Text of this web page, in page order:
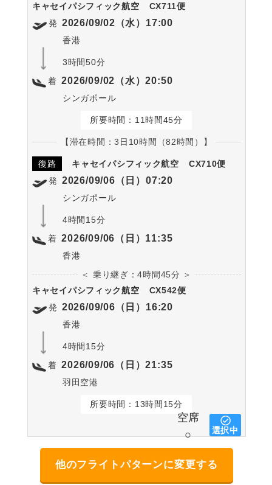
キャセイパシフィック航空
CX711便
発 2026/09/02（水）17:00
香港
3時間50分
着 2026/09/02（水）20:50
シンガポール
所要時間：11時間45分
【滞在時間：3日10時間（82時間）】
復路 キャセイパシフィック航空
CX710便
発 2026/09/06（日）07:20
シンガポール
4時間15分
着 2026/09/06（日）11:35
香港
＜ 乗り継ぎ：4時間45分 ＞
キャセイパシフィック航空
CX542便
発 2026/09/06（日）16:20
香港
4時間15分
着 2026/09/06（日）21:35
羽田空港
所要時間：13時間15分
空席
○
選択中
他のフライトパターンに変更する